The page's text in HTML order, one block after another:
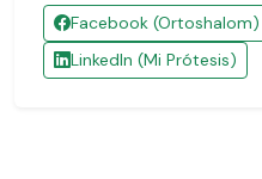
Facebook (Ortoshalom)
LinkedIn (Mi Prótesis)